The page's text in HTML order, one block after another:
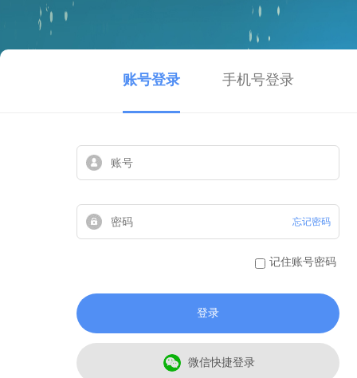
账号登录 手机号登录
忘记密码
记住账号密码
登录
微信快捷登录